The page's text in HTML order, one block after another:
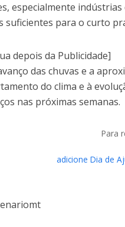
especialmente
suficientes para o curto
depois da Publicidade]
das chuvas e a
do clima e à
nas próximas semanas.
Para
adicione Dia de